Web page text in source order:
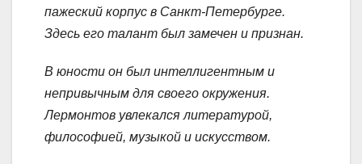
пажеский корпус в Санкт-Петербурге.
Здесь его талант был замечен и признан.
В юности он был интеллигентным и
непривычным для своего окружения.
Лермонтов увлекался литературой,
философией, музыкой и искусством.